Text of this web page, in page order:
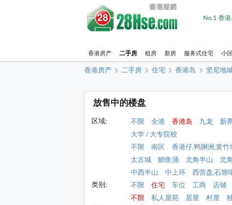
No.1 香
香港房产 二手房 租房 新房 服务式住宅 小
香港房产 二手房 住宅 香港岛 坚尼地
放售中的楼盘
区域: 不限 全港 香港岛 九龙 新
大学 / 大专院校
不限
南区 香港仔,鸭脷洲,黄竹
太古城
鰂鱼涌 北角半山 北
中西半山
中上环 西营盘,石塘
类别:
不限 住宅 车位 工商 店铺
不限
私人屋苑 居屋 村屋